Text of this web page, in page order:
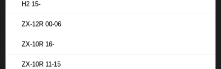
H2 15-
ZX-12R 00-06
ZX-10R 16-
ZX-10R 11-15